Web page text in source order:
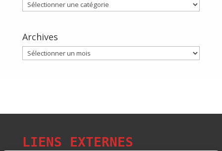
Catégories
Archives
Archives
LIENS EXTERNES